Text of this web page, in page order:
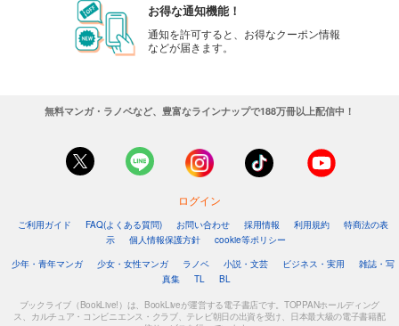
お得な通知機能！
通知を許可すると、お得なクーポン情報
などが届きます。
無料マンガ・ラノベなど、豊富なラインナップで188万冊以上配信中！
ログイン
ご利用ガイド FAQ(よくある質問) お問い合わせ 採用情報 利用規約
特商法の表
示
個人情報保護方針
cookie等ポリシー
少年・青年マンガ
少女・女性マンガ ラノベ 小説・文芸 ビジネス・実用
雑誌・写
真集
TL BL
ブックライブ（BookLive!）は、BookLiveが運営する電子書店です。TOPPANホールディング
ス、カルチュア・コンビニエンス・クラブ、テレビ朝日の出資を受け、日本最大級の電子書籍配